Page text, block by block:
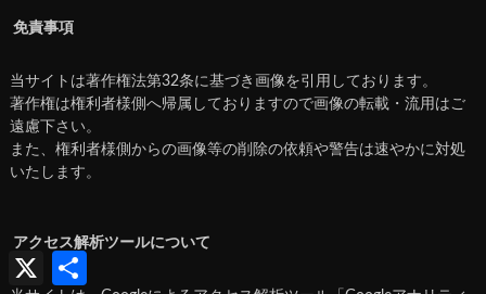
免責事項
当サイトは著作権法第32条に基づき画像を引用しております。
著作権は権利者様側へ帰属しておりますので画像の転載・流用はご
遠慮下さい。
また、権利者様側からの画像等の削除の依頼や警告は速やかに対処
いたします。
アクセス解析ツールについて
X